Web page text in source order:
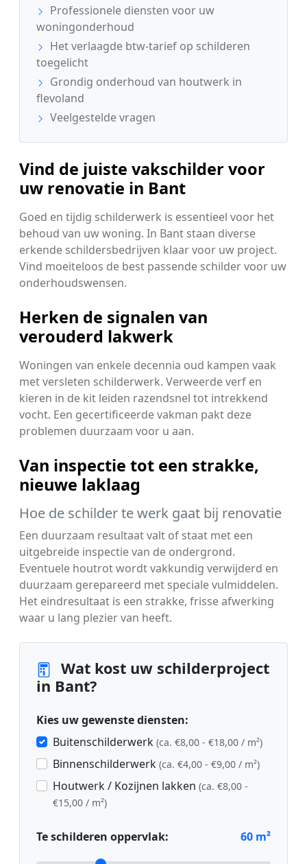
Professionele diensten voor uw
woningonderhoud
Het verlaagde btw-tarief op schilderen
toegelicht
Grondig onderhoud van houtwerk in
flevoland
Veelgestelde vragen
Vind de juiste vakschilder voor
uw renovatie in Bant
Goed en tijdig schilderwerk is essentieel voor het
behoud van uw woning. In Bant staan diverse
erkende schildersbedrijven klaar voor uw project.
Vind moeiteloos de best passende schilder voor uw
onderhoudswensen.
Herken de signalen van
verouderd lakwerk
Woningen van enkele decennia oud kampen vaak
met versleten schilderwerk. Verweerde verf en
kieren in de kit leiden razendsnel tot intrekkend
vocht. Een gecertificeerde vakman pakt deze
problemen duurzaam voor u aan.
Van inspectie tot een strakke,
nieuwe laklaag
Hoe de schilder te werk gaat bij renovatie
Een duurzaam resultaat valt of staat met een
uitgebreide inspectie van de ondergrond.
Eventuele houtrot wordt vakkundig verwijderd en
duurzaam gerepareerd met speciale vulmiddelen.
Het eindresultaat is een strakke, frisse afwerking
waar u lang plezier van heeft.
Wat kost uw schilderproject
in Bant?
Kies uw gewenste diensten:
Buitenschilderwerk (ca. €8,00 - €18,00 / m²)
Binnenschilderwerk (ca. €4,00 - €9,00 / m²)
Houtwerk / Kozijnen lakken (ca. €8,00 -
€15,00 / m²)
Te schilderen oppervlak: 60 m²